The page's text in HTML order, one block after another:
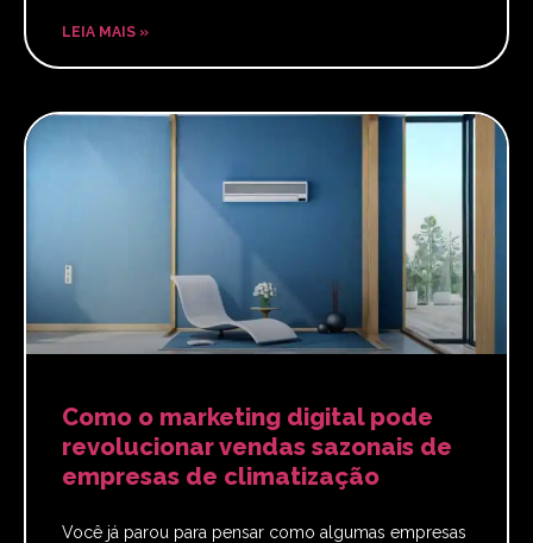
LEIA MAIS »
Como o marketing digital pode
revolucionar vendas sazonais de
empresas de climatização
Você já parou para pensar como algumas empresas